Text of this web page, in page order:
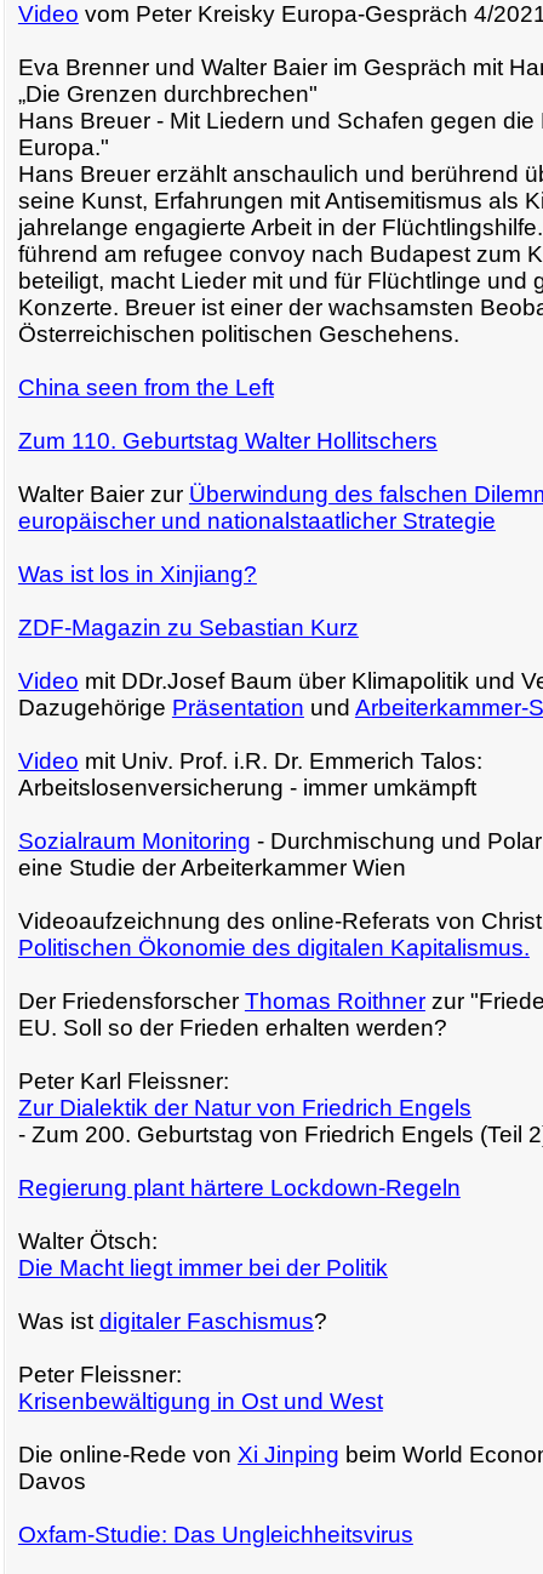
Video vom Peter Kreisky Europa-Gespräch 4/
Eva Brenner und Walter Baier im Gespräch mit
„Die Grenzen durchbrechen"
Hans Breuer - Mit Liedern und Schafen gegen die
Europa."
Hans Breuer erzählt anschaulich und berührend
seine Kunst, Erfahrungen mit Antisemitismus als
jahrelange engagierte Arbeit in der
führend am refugee convoy nach Budapest zum
beteiligt, macht Lieder mit und für Flüchtlinge und
Konzerte. Breuer ist einer der wachsamsten
Österreichischen politischen Geschehens.
China seen from the Left
Zum 110. Geburtstag Walter Hollitschers
Walter Baier zur Überwindung des falschen
europäischer und nationalstaatlicher Strategie
Was ist los in Xinjiang?
ZDF-Magazin zu Sebastian Kurz
Video mit DDr.Josef Baum über Klimapolitik und
Dazugehörige Präsentation und Arbeiterkammer-
Video mit Univ. Prof. i.R. Dr. Emmerich Talos:
Arbeitslosenversicherung - immer umkämpft
Sozialraum Monitoring - Durchmischung und
eine Studie der Arbeiterkammer Wien
Videoaufzeichnung des online-Referats von
Politischen Ökonomie des digitalen Kapitalismus.
Der Friedensforscher Thomas Roithnerzur
EU. Soll so der Frieden erhalten werden?
Peter Karl Fleissner:
Zur Dialektik der Natur von Friedrich Engels
- Zum 200. Geburtstag von Friedrich Engels (Teil
Regierung plant härtere Lockdown-Regeln
Walter Ötsch:
Die Macht liegt immer bei der Politik
Was istdigitaler Faschismus?
Peter Fleissner:
Krisenbewältigung in Ost und West
Die online-Rede von Xi Jinping beim World
Davos
Oxfam-Studie: Das Ungleichheitsvirus